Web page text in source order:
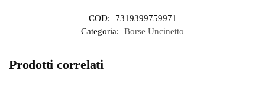
COD:
7319399759971
Categoria:
Borse Uncinetto
Prodotti correlati